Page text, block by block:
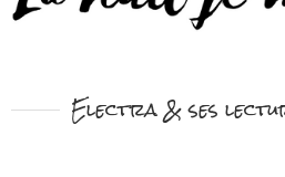
Electra & ses